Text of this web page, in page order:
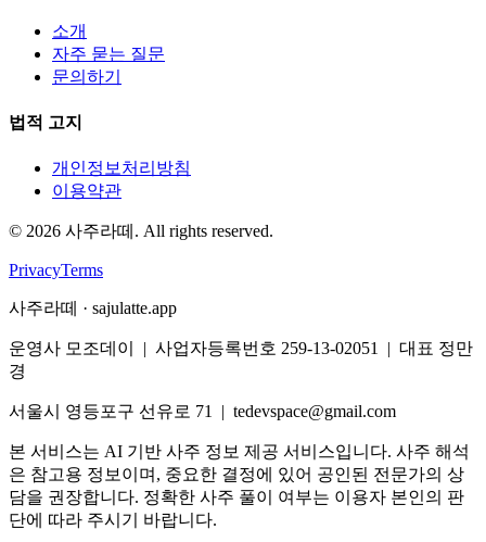
소개
자주 묻는 질문
문의하기
법적 고지
개인정보처리방침
이용약관
© 2026 사주라떼. All rights reserved.
PrivacyTerms
사주라떼 · sajulatte.app
운영사 모조데이 | 사업자등록번호 259-13-02051 | 대표 정만
경
서울시 영등포구 선유로 71 | tedevspace@gmail.com
본 서비스는 AI 기반 사주 정보 제공 서비스입니다. 사주 해석
은 참고용 정보이며, 중요한 결정에 있어 공인된 전문가의 상
담을 권장합니다. 정확한 사주 풀이 여부는 이용자 본인의 판
단에 따라 주시기 바랍니다.